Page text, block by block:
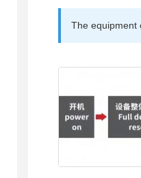
The equipment